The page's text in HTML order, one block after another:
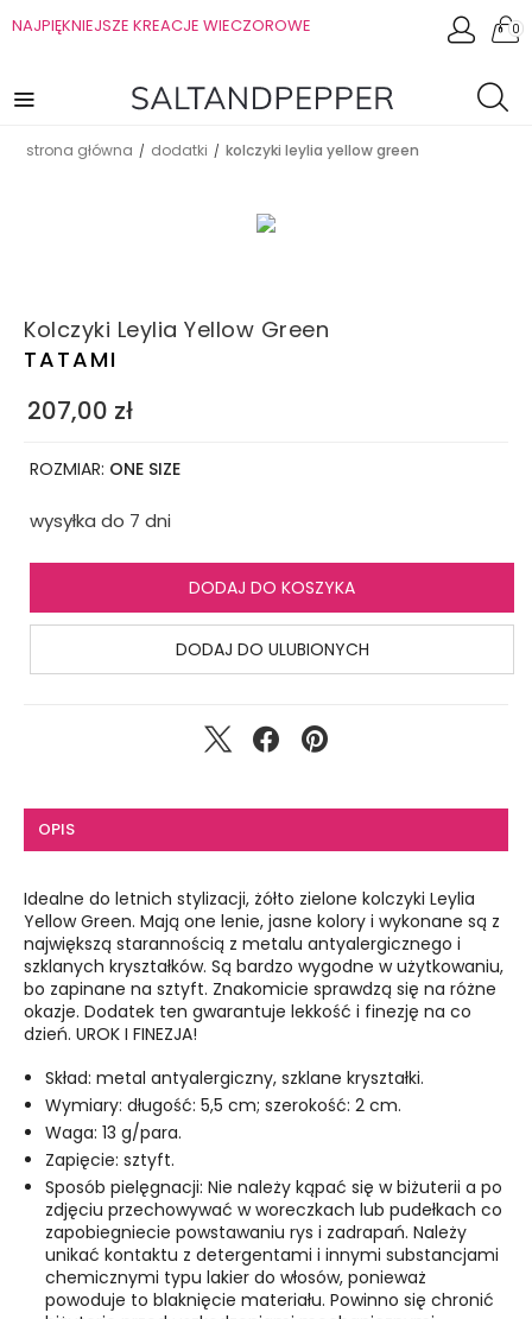
NAJPIĘKNIEJSZE KREACJE WIECZOROWE 0
strona główna / dodatki / kolczyki leylia yellow green
Kolczyki Leylia Yellow Green
TATAMI
207,00 zł
ROZMIAR: ONE SIZE
wysyłka do 7 dni
DODAJ DO KOSZYKA
DODAJ DO ULUBIONYCH
OPIS
Idealne do letnich stylizacji, żółto zielone kolczyki Leylia
Yellow Green. Mają one lenie, jasne kolory i wykonane są z
największą starannością z metalu antyalergicznego i
szklanych kryształków. Są bardzo wygodne w użytkowaniu,
bo zapinane na sztyft. Znakomicie sprawdzą się na różne
okazje. Dodatek ten gwarantuje lekkość i finezję na co
dzień. UROK I FINEZJA!
Skład: metal antyalergiczny, szklane kryształki.
Wymiary: długość: 5,5 cm; szerokość: 2 cm.
Waga: 13 g/para.
Zapięcie: sztyft.
Sposób pielęgnacji: Nie należy kąpać się w biżuterii a po
zdjęciu przechowywać w woreczkach lub pudełkach co
zapobiegniecie powstawaniu rys i zadrapań. Należy
unikać kontaktu z detergentami i innymi substancjami
chemicznymi typu lakier do włosów, ponieważ
powoduje to blaknięcie materiału. Powinno się chronić